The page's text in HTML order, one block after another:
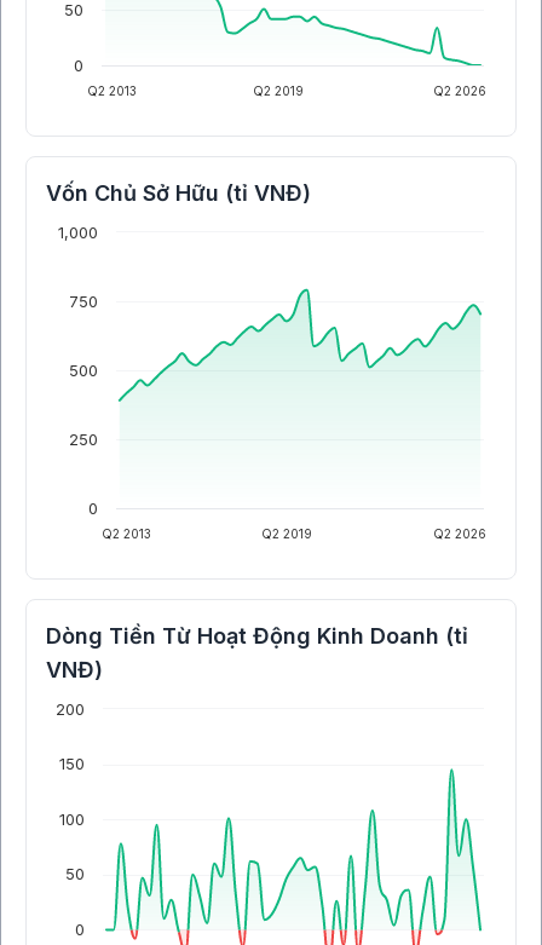
Q2 2013 Q2 2019 Q2 2026
0
50
Vốn Chủ Sở Hữu (tỉ VNĐ)
Q2 2013 Q2 2019 Q2 2026
0
250
500
750
1,000
Dòng Tiền Từ Hoạt Động Kinh Doanh (tỉ
VNĐ)
0
50
100
150
200